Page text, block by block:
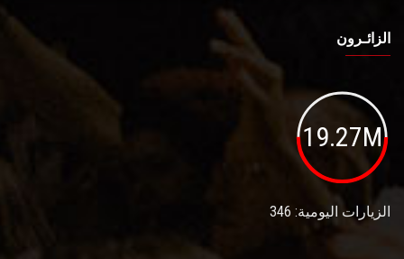
الزائـرون
19.27M
الزيارات اليومية: 346